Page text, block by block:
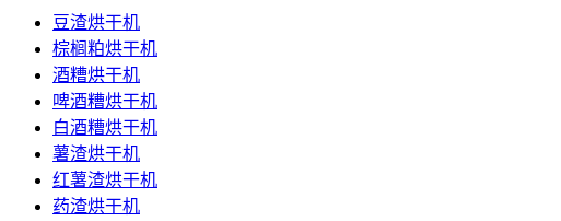
豆渣烘干机
棕榈粕烘干机
酒糟烘干机
啤酒糟烘干机
白酒糟烘干机
薯渣烘干机
红薯渣烘干机
药渣烘干机